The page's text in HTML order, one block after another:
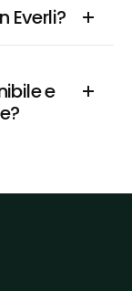
Everli?
e